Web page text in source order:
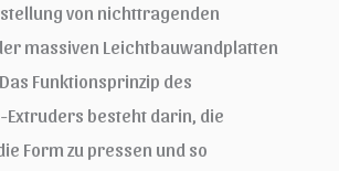
von nichttragenden
massiven Leichtbauwandplatten
Funktionsprinzip des
besteht darin, die
Form zu pressen und so